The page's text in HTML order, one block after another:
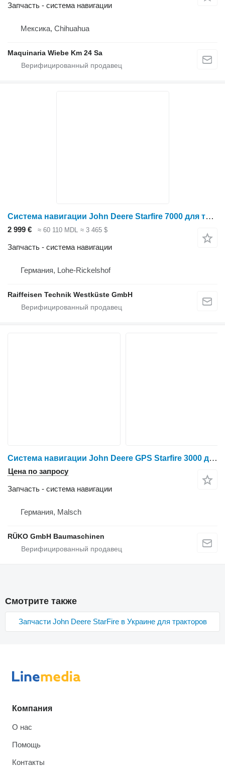
Запчасть - система навигации
Мексика, Chihuahua
Maquinaria Wiebe Km 24 Sa
Система навигации John Deere Starfire 7000 для трактора колесного
2 999 € ≈ 60 110 MDL ≈ 3 465 $
Запчасть - система навигации
Германия, Lohe-Rickelshof
Raiffeisen Technik Westküste GmbH
Система навигации John Deere GPS Starfire 3000 для трактора колесного
Цена по запросу
Запчасть - система навигации
Германия, Malsch
RÜKO GmbH Baumaschinen
Смотрите также
Запчасти John Deere StarFire в Украине для тракторов
Компания
О нас
Помощь
Контакты